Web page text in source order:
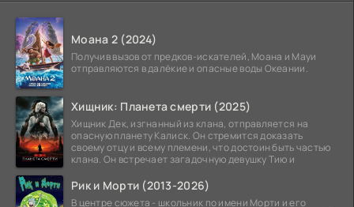
Моана 2 (2024)
Получив вызов от предков-искателей, Моана и Мауи
отправляются в далёкие и опасные воды Океании.
Хищник: Планета смерти (2025)
Хищник Дек, изгнанный из клана, отправляется на
опасную планету Калиск. Он стремится доказать
своему отцу и всему племени, что достоин быть частью
клана. Он встречает загадочную девушку Тию и
Рик и Морти (2013-2026)
В центре сюжета - школьник по имени Морти и его